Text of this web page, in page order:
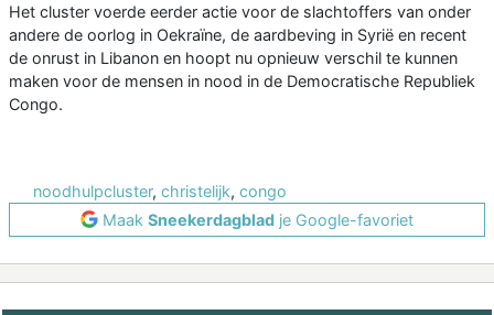
Het cluster voerde eerder actie voor de slachtoffers van onder
andere de oorlog in Oekraïne, de aardbeving in Syrië en recent
de onrust in Libanon en hoopt nu opnieuw verschil te kunnen
maken voor de mensen in nood in de Democratische Republiek
Congo.
noodhulpcluster, christelijk, congo
Maak Sneekerdagblad je Google-favoriet